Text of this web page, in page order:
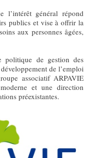
l’intérêt général répond
publics et vise à offrir la
aux personnes âgées,
politique de gestion des
de l’emploi
associatif ARPAVIE
et une direction
préexistantes.